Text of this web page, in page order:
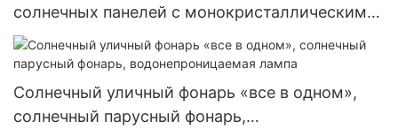
солнечных панелей с монокристаллическими
элементами диаметром 182 мм, мощностью
300 Вт, 360 Вт и 400 Вт.
Солнечный уличный фонарь «все в одном»,
солнечный парусный фонарь,